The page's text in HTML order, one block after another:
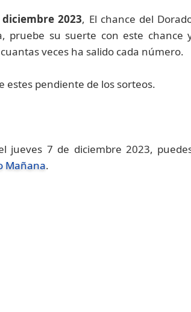
2023, El chance del
pruebe su suerte con este chance
veces ha salido cada número.
estes pendiente de los sorteos.
jueves 7 de diciembre 2023,
Mañana.